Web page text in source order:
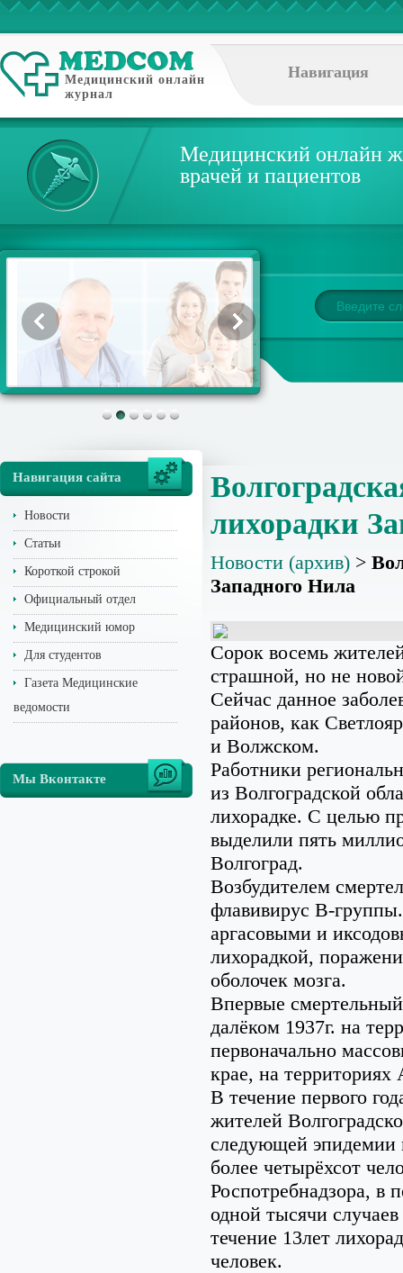
Медицинский онлайн
журнал
Навигация
Медицинский онлайн
врачей и пациентов
Навигация сайта
Новости
Статьи
Короткой строкой
Официальный отдел
Медицинский юмор
Для студентов
Газета Медицинские
ведомости
Мы Вконтакте
лихорадки
Новости (архив) >
Западного Нила
Сорок восемь
страшной, но не
Сейчас данное
районов, как
и Волжском.
Работники
из Волгоградской
лихорадке. С целью
выделили пять
Волгоград.
Возбудителем
флавивирус В-
аргасовыми и
лихорадкой,
оболочек мозга.
Впервые
далёком 1937г. на
первоначально
крае, на территориях
В течение первого
жителей
следующей эпидемии
более четырёхсот
Роспотребнадзора, в
одной тысячи
течение 13лет
человек.